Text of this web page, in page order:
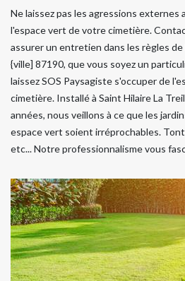
Ne laissez pas les agressions
l'espace vert de votre cimetière.
assurer un entretien dans les règles de
{ville] 87190, que vous soyez un
laissez SOS Paysagiste s'occuper de
cimetière. Installé à Saint Hilaire La
années, nous veillons à ce que les
espace vert soient irréprochables.
etc... Notre professionnalisme vous